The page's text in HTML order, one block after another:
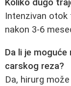
Koliko dugo
Intenzivan otok
nakon 3-6
Da li je
carskog reza?
Da, hirurg